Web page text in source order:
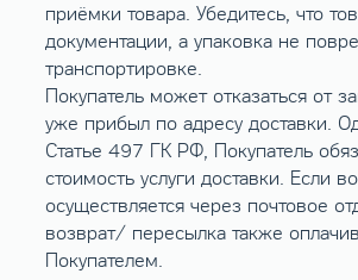
приёмки товара. Убедитесь, что
документации, а упаковка не
транспортировке.
Покупатель может отказаться от
уже прибыл по адресу доставки.
Статье 497 ГК РФ, Покупатель
стоимость услуги доставки. Если
осуществляется через почтовое
возврат/ пересылка также
Покупателем.